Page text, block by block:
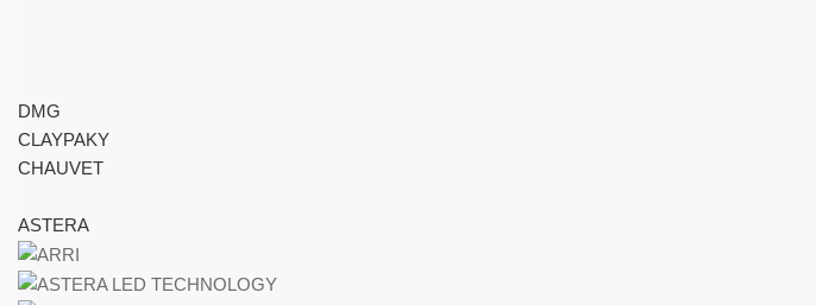
DMG
CLAYPAKY
CHAUVET
ASTERA